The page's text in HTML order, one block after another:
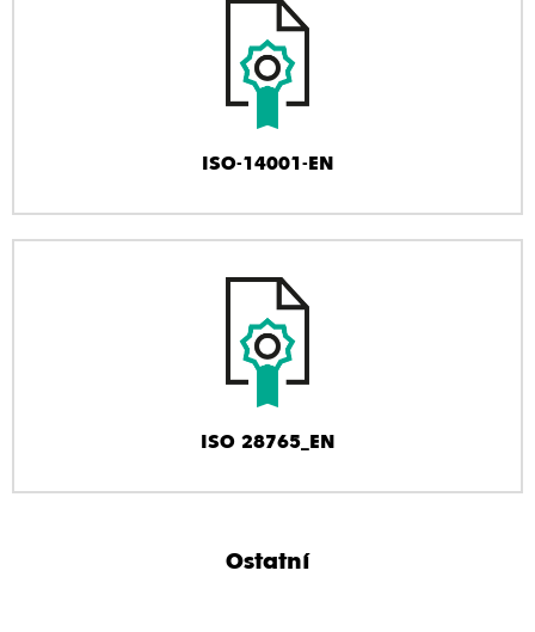
ISO-14001-EN
ISO 28765_EN
Ostatní